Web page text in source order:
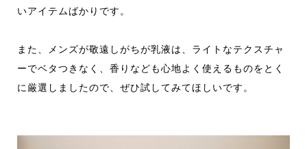
いアイテムばかりです。
また、メンズが敬遠しがちが乳液は、ライトなテクスチャ
ーでベタつきなく、香りなども心地よく使えるものをとく
に厳選しましたので、ぜひ試してみてほしいです。